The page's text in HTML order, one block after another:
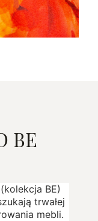
BE
(kolekcja BE)
trwałej
mebli.